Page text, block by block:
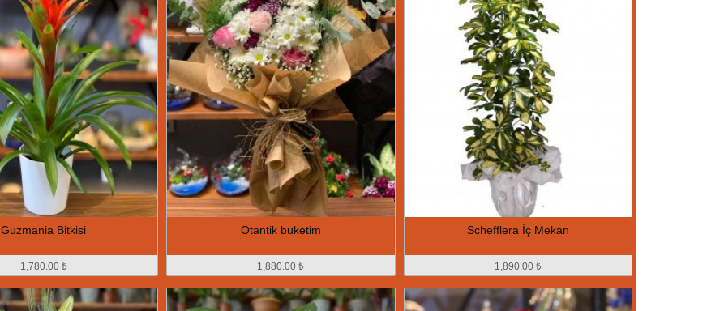
Guzmania Bitkisi
1,780.00 ₺
Otantik buketim
1,880.00 ₺
Schefflera İç Mekan
1,890.00 ₺